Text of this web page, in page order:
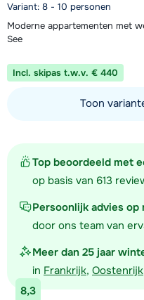
Top beoordeeld met
op basis van 613
Persoonlijk advies op
door ons team van
Meer dan 25 jaar
in Frankrijk, Oostenrijk
Variant: 8 - 10 personen
Moderne appartementen met
See
Incl. skipas t.w.v. € 440
Toon
8,3